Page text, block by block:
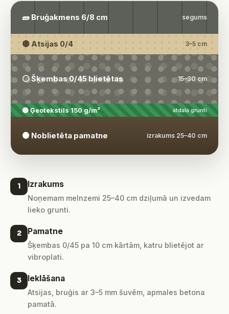
🧱 Bruģakmens 6/8 cm segums
🟡 Atsijas 0/4 3–5 cm
⚪ Šķembas 0/45 blietētas 15–30 cm
🟢 Ģeotekstils 150 g/m² atdala grunti
🟤 Noblietēta pamatne izrakums 25–40 cm
1 Izrakums
Noņemam melnzemi 25–40 cm dziļumā un izvedam
lieko grunti.
2 Pamatne
Šķembas 0/45 pa 10 cm kārtām, katru blietējot ar
vibroplati.
3 Ieklāšana
Atsijas, bruģis ar 3–5 mm šuvēm, apmales betona
pamatā.